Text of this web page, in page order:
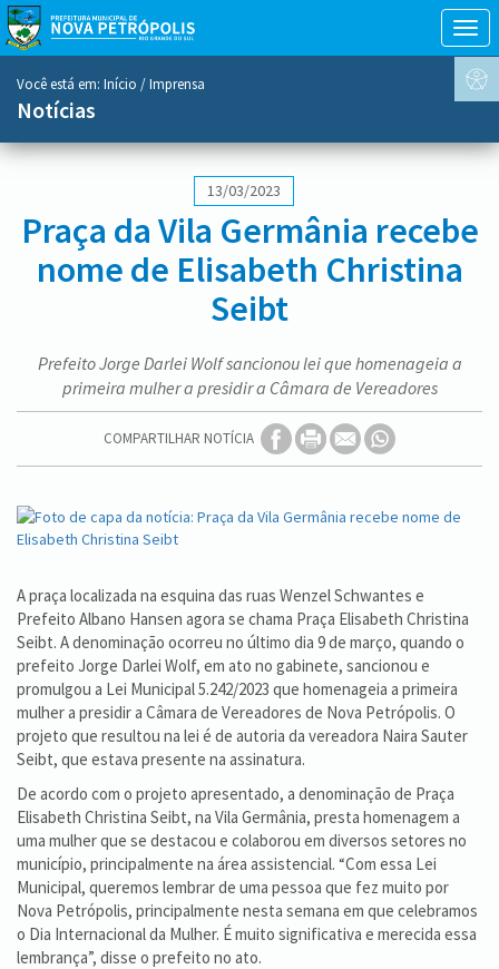
menu
Você está em: Início / Imprensa
Notícias
13/03/2023
Praça da Vila Germânia recebe
nome de Elisabeth Christina
Seibt
Prefeito Jorge Darlei Wolf sancionou lei que homenageia a
primeira mulher a presidir a Câmara de Vereadores
COMPARTILHAR NOTÍCIA
A praça localizada na esquina das ruas Wenzel Schwantes e
Prefeito Albano Hansen agora se chama Praça Elisabeth Christina
Seibt. A denominação ocorreu no último dia 9 de março, quando o
prefeito Jorge Darlei Wolf, em ato no gabinete, sancionou e
promulgou a Lei Municipal 5.242/2023 que homenageia a primeira
mulher a presidir a Câmara de Vereadores de Nova Petrópolis. O
projeto que resultou na lei é de autoria da vereadora Naira Sauter
Seibt, que estava presente na assinatura.
De acordo com o projeto apresentado, a denominação de Praça
Elisabeth Christina Seibt, na Vila Germânia, presta homenagem a
uma mulher que se destacou e colaborou em diversos setores no
município, principalmente na área assistencial. “Com essa Lei
Municipal, queremos lembrar de uma pessoa que fez muito por
Nova Petrópolis, principalmente nesta semana em que celebramos
o Dia Internacional da Mulher. É muito significativa e merecida essa
lembrança”, disse o prefeito no ato.